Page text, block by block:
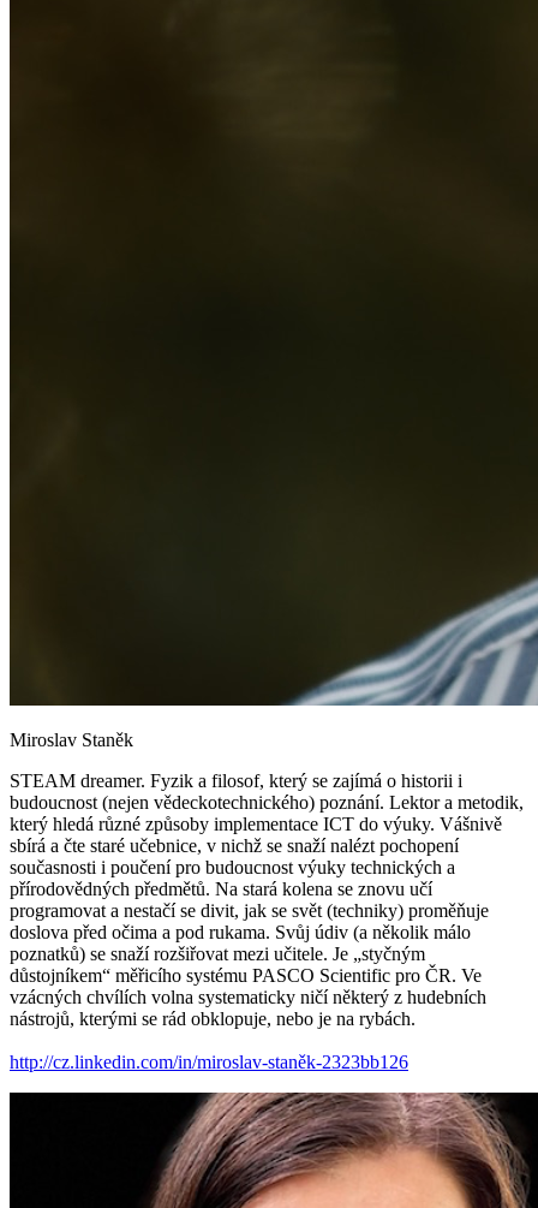
Miroslav Staněk
STEAM dreamer. Fyzik a filosof, který se zajímá o historii i
budoucnost (nejen vědeckotechnického) poznání. Lektor a metodik,
který hledá různé způsoby implementace ICT do výuky. Vášnivě
sbírá a čte staré učebnice, v nichž se snaží nalézt pochopení
současnosti i poučení pro budoucnost výuky technických a
přírodovědných předmětů. Na stará kolena se znovu učí
programovat a nestačí se divit, jak se svět (techniky) proměňuje
doslova před očima a pod rukama. Svůj údiv (a několik málo
poznatků) se snaží rozšiřovat mezi učitele. Je „styčným
důstojníkem“ měřicího systému PASCO Scientific pro ČR. Ve
vzácných chvílích volna systematicky ničí některý z hudebních
nástrojů, kterými se rád obklopuje, nebo je na rybách.
http://cz.linkedin.com/in/miroslav-staněk-2323bb126